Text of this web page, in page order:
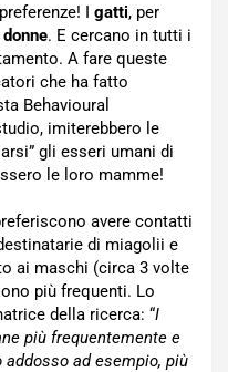
I gatti, per
donne. E cercano in tutti i
A fare queste
che ha fatto
Behavioural
imiterebbero le
gli esseri umani di
le loro mamme!
avere contatti
di miagolii e
ai maschi (circa 3 volte
più frequenti. Lo
della ricerca: “I
più frequentemente e
ad esempio, più